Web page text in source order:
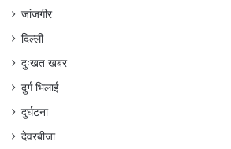
जांजगीर
दिल्ली
दुःखत खबर
दुर्ग भिलाई
दुर्घटना
देवरबीजा